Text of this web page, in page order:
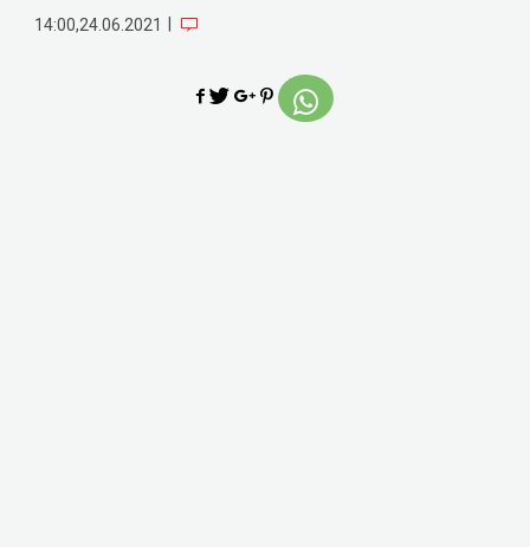
14:00,24.06.2021